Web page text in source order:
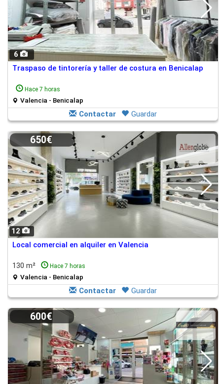
6
Traspaso de tintorería y taller de costura en Benicalap
Hace 7 horas
Valencia - Benicalap
Contactar Guardar
12
650€
Local comercial en alquiler en Valencia
130 m² Hace 7 horas
Valencia - Benicalap
Contactar Guardar
600€